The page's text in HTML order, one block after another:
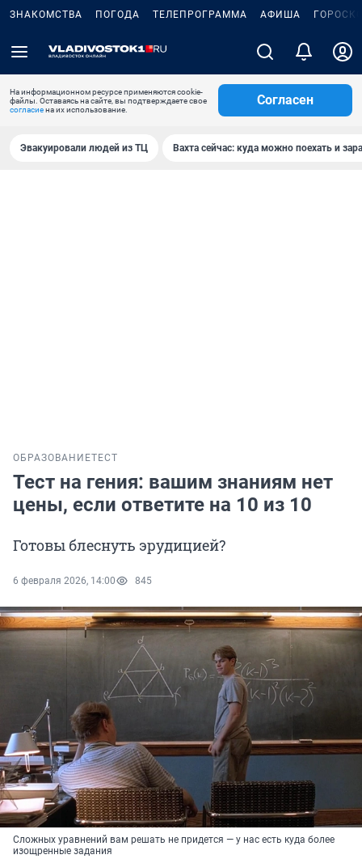
ЗНАКОМСТВА ПОГОДА ТЕЛЕПРОГРАММА АФИША
На информационном ресурсе применяются cookie-
файлы. Оставаясь на сайте, вы подтверждаете свое
согласиена их использование.
Согласен
Эвакуировали людей из ТЦ Вахта сейчас: куда можно поехать и
ОБРАЗОВАНИЕТЕСТ
Тест на гения: вашим знаниям нет
цены, если ответите на 10 из 10
Готовы блеснуть эрудицией?
6 февраля 2026, 14:00 845
Сложных уравнений вам решать не придется — у нас есть куда более
изощренные задания